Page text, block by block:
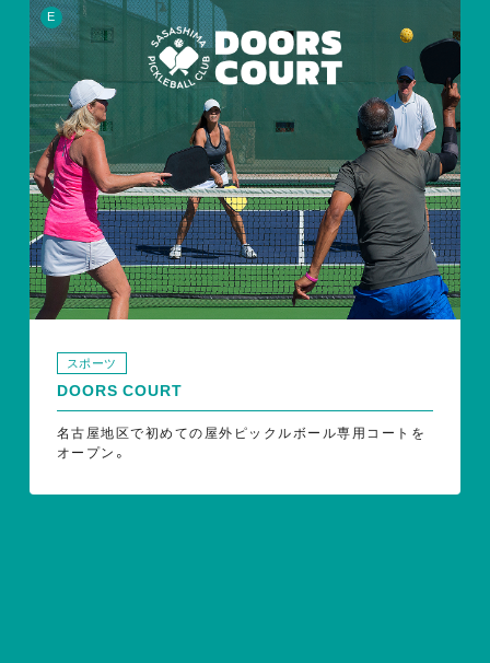
E
スポーツ
DOORS COURT
名古屋地区で初めての屋外ピックルボール専用コートを
オープン。